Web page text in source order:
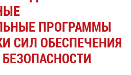
ПРОГРАММЫ
СИЛ ОБЕСПЕЧЕНИЯ